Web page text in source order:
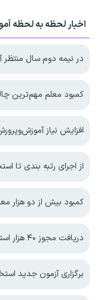
اخبار لحظه به لحظه
در نیمه دوم سال منتظر
کمبود معلم مهم‌ترین
افزایش نیاز
از اجرای رتبه بندی تا استخدام ۱۸۰ هزار نفر در
کمبود بیش از دو هزار
دریافت مجوز ۴۰ هزار استخدام در آموزش و پرورش
برگزاری آزمون جدید